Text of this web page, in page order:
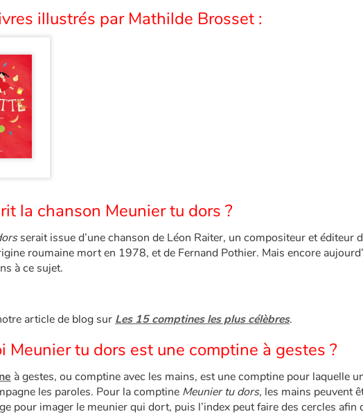
illustrés par Mathilde Brosset :
la chanson Meunier tu dors ?
serait issue d’une chanson de Léon Raiter, un compositeur et éditeur
roumaine mort en 1978, et de Fernand Pothier. Mais encore
à ce sujet.
article de blog sur Les 15 comptines les plus célèbres.
Meunier tu dors est une comptine à gestes ?
à gestes, ou comptine avec les mains, est une comptine pour laquelle
les paroles. Pour la comptine Meunier tu dors, les mains peuvent
pour imager le meunier qui dort, puis l’index peut faire des cercles afin